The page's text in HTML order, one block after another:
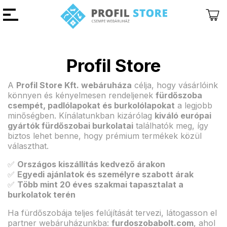
Profil Store
A Profil Store Kft. webáruháza célja, hogy vásárlóink
könnyen és kényelmesen rendeljenek fürdőszoba
csempét, padlólapokat és burkolólapokat a legjobb
minőségben. Kínálatunkban kizárólag kiváló európai
gyártók fürdőszobai burkolatai találhatók meg, így
biztos lehet benne, hogy prémium termékek közül
választhat.
✅ Országos kiszállítás kedvező árakon
✅ Egyedi ajánlatok és személyre szabott árak
✅ Több mint 20 éves szakmai tapasztalat a
burkolatok terén
Ha fürdőszobája teljes felújítását tervezi, látogasson el
partner webáruházunkba: furdoszobabolt.com, ahol